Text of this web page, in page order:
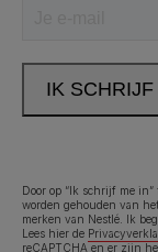
Door op “Ik schrijf me
worden gehouden van
merken van Nestlé. Ik
Lees hier de
reCAPTCHA en er zijn